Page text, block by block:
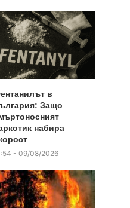
в
Защо
набира
- 09/08/2026